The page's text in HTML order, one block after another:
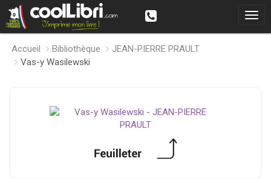
Accueil Bibliothèque
JEAN-PIERRE PRAULT
Vas-y Wasilewski